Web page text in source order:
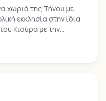
χωριά της Τήνου με
εκκλησία στην ίδια
Κιούρα με την